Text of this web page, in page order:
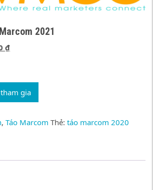
2021
₫Giá
gia
, Táo Marcom Thẻ: táo marcom 2020